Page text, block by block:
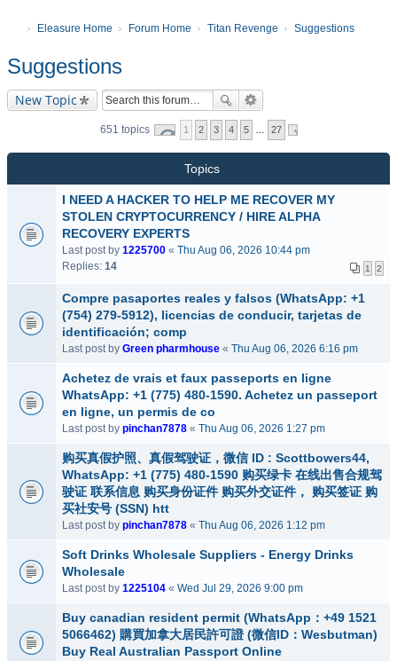
Eleasure Home Forum Home Titan Revenge Suggestions
Suggestions
New Topic
651 topics 1 2 3 4 5 27
Topics
I NEED A HACKER TO HELP ME RECOVER MY
STOLEN CRYPTOCURRENCY / HIRE ALPHA
RECOVERY EXPERTS
Last post by 1225700 « Thu Aug 06, 2026 10:44 pm
Replies: 14 1 2
Compre pasaportes reales y falsos (WhatsApp: +1
(754) 279-5912), licencias de conducir, tarjetas de
identificación; comp
Last post by Green pharmhouse « Thu Aug 06, 2026 6:16 pm
Achetez de vrais et faux passeports en ligne
WhatsApp: +1 (775) 480-1590. Achetez un passeport
en ligne, un permis de co
Last post by pinchan7878 « Thu Aug 06, 2026 1:27 pm
购买真假护照、真假驾驶证，微信 ID : Scottbowers44,
WhatsApp: +1 (775) 480-1590 购买绿卡 在线出售合规驾
驶证 联系信息 购买身份证件 购买外交证件， 购买签证 购
买社安号 (SSN) htt
Last post by pinchan7878 « Thu Aug 06, 2026 1:12 pm
Soft Drinks Wholesale Suppliers - Energy Drinks
Wholesale
Last post by 1225104 « Wed Jul 29, 2026 9:00 pm
Buy canadian resident permit (WhatsApp：+49 1521
5066462) 購買加拿大居民許可證 (微信ID：Wesbutman)
Buy Real Australian Passport Online